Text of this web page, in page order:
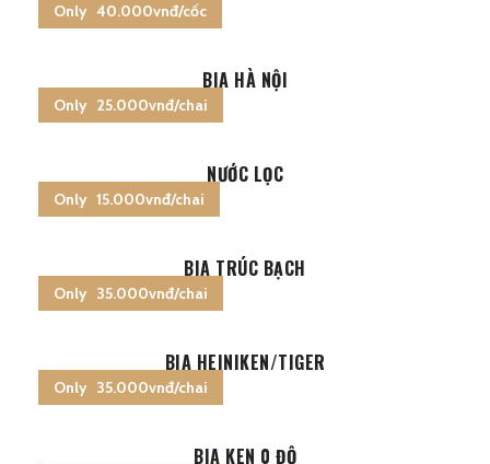
Only 40.000vnđ/cốc
Only 25.000vnđ/chai
BIA HÀ NỘI
Only 15.000vnđ/chai
NƯỚC LỌC
Only 35.000vnđ/chai
BIA TRÚC BẠCH
Only 35.000vnđ/chai
BIA HEINIKEN/TIGER
BIA KEN 0 ĐỘ